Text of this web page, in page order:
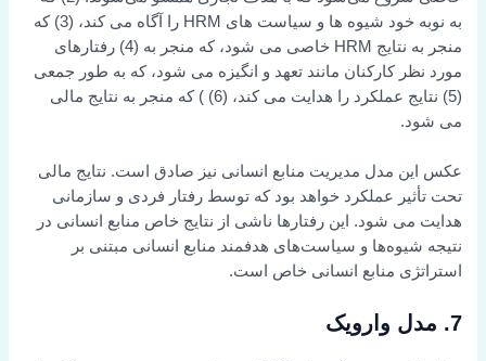
به نوبه خود شیوه ها و سیاست های HRM را آگاه می کند، (3) که
منجر به نتایج HRM خاصی می شود، که منجر به (4) رفتارهای
مورد نظر کارکنان مانند تعهد و انگیزه می شود، که به طور جمعی
(5) نتایج عملکرد را هدایت می کند، (6) ) که منجر به نتایج مالی
می شود.
عکس این مدل مدیریت منابع انسانی نیز صادق است. نتایج مالی
تحت تأثیر عملکرد خواهد بود که توسط رفتار فردی و سازمانی
هدایت می شود. این رفتارها ناشی از نتایج خاص منابع انسانی در
نتیجه شیوه‌ها و سیاست‌های هدفمند منابع انسانی مبتنی بر
استراتژی منابع انسانی خاص است.
7. مدل وارویک